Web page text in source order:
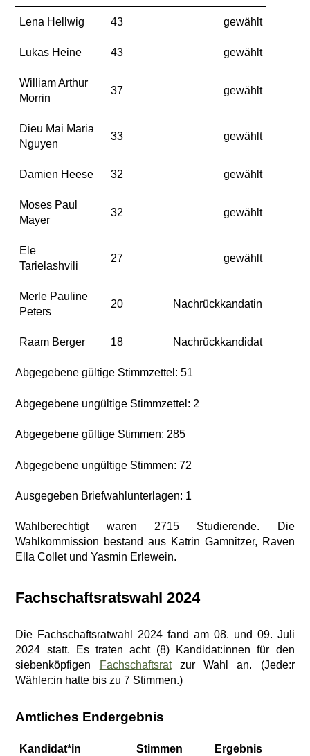
Lena Hellwig 43 gewählt
Lukas Heine 43 gewählt
William Arthur
Morrin
37 gewählt
Dieu Mai Maria
Nguyen
33 gewählt
Damien Heese 32 gewählt
Moses Paul
Mayer
32 gewählt
Ele
Tarielashvili
27 gewählt
Merle Pauline
Peters
20 Nachrückkandatin
Raam Berger 18 Nachrückkandidat
Abgegebene gültige Stimmzettel: 51
Abgegebene ungültige Stimmzettel: 2
Abgegebene gültige Stimmen: 285
Abgegebene ungültige Stimmen: 72
Ausgegeben Briefwahlunterlagen: 1
Wahlberechtigt waren 2715 Studierende. Die
Wahlkommission bestand aus Katrin Gamnitzer, Raven
Ella Collet und Yasmin Erlewein.
Fachschaftsratswahl 2024
Die Fachschaftsratwahl 2024 fand am 08. und 09. Juli
2024 statt. Es traten acht (8) Kandidat:innen für den
siebenköpfigen
Fachschaftsratzur Wahl an. (Jede:r
Wähler:in hatte bis zu 7 Stimmen.)
Amtliches Endergebnis
Kandidat*in Stimmen Ergebnis